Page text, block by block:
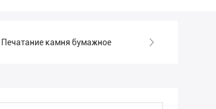
Печатание камня бумажное Каменная бумажная